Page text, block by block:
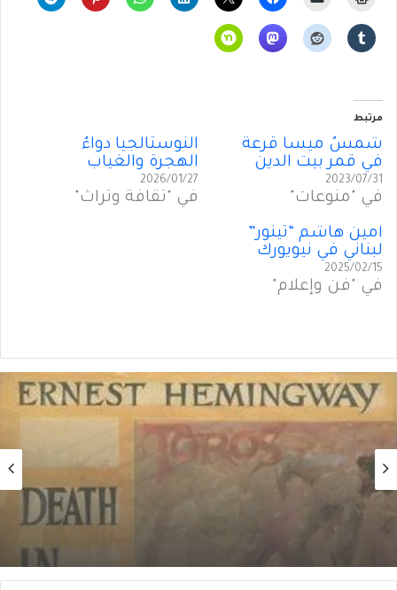
مرتبط
شمسُ ميسا قرعة
في قمر بيت الدين
2023/07/31
في "منوعات"
النوستالجيا دواءُ
الهجرة والغياب
2026/01/27
في "ثقافة وتراث"
أَمين هاشم “تينور”
لبناني في نيويورك
2025/02/15
في "فن وإعلام"
ثقافة
كيف إِرنست همنغواي غـيَّـرَ الأَدب الأَميركي (2 من